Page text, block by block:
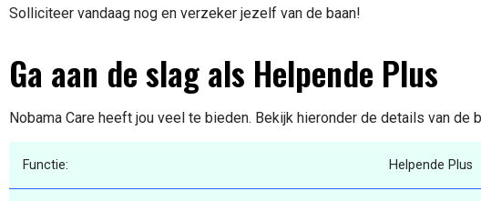
Solliciteer vandaag nog en verzeker jezelf van de baan!
Ga aan de slag als Helpende Plus
Nobama Care heeft jou veel te bieden. Bekijk hieronder de details van de
Functie: Helpende Plus